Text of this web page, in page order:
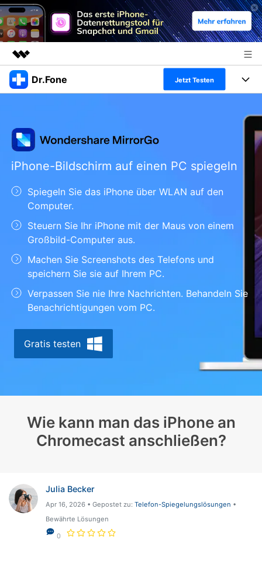
Top-Produkte
Überblick
Lösungen
Über uns
Presseraum
Shop
Support
Dr.Fone Jetzt Testen
Alles-in-einem-Toolkit
Weitere Tools und Apps
Full Toolkit anzeigen >
Lösungen
Entdecken Sie weitere Dr.Fone-Lösungen
Lernen und Unterstützung
Ressourcen & Lernen
Hilfe und Unterstützung erhalten
Android 16 FRP-Umgehung
DOWNLOAD
Suchen
iPhone-Bildschirm auf einen PC spiegeln
Spiegeln Sie das iPhone über WLAN auf den
Computer.
Steuern Sie Ihr iPhone mit der Maus von einem
Großbild-Computer aus.
Machen Sie Screenshots des Telefons und
speichern Sie sie auf Ihrem PC.
Verpassen Sie nie Ihre Nachrichten. Behandeln Sie
Benachrichtigungen vom PC.
Gratis testen
Wie kann man das iPhone an
Chromecast anschließen?
Julia Becker
Apr 16, 2026 • Gepostet zu: Telefon-Spiegelungslösungen •
Bewährte Lösungen
0